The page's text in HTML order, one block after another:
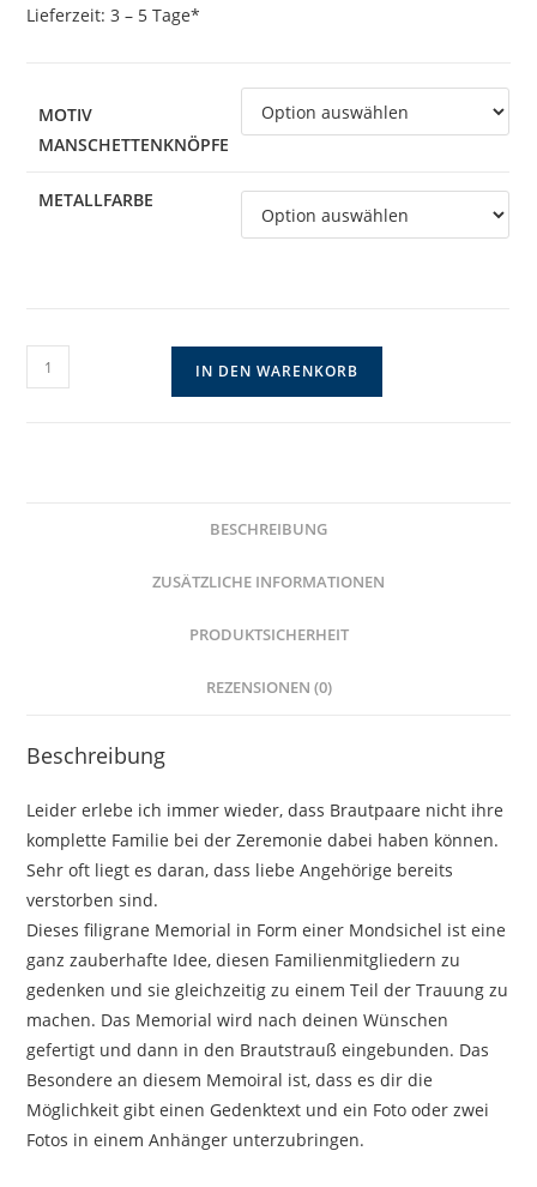
Lieferzeit:3 – 5 Tage*
MOTIV
MANSCHETTENKNÖPFE
METALLFARBE
Doppelseitges
Memorial
IN DEN WARENKORB
BESCHREIBUNG
ZUSÄTZLICHE INFORMATIONEN
PRODUKTSICHERHEIT
REZENSIONEN (0)
Beschreibung
Leider erlebe ich immer wieder, dass Brautpaare nicht ihre
komplette Familie bei der Zeremonie dabei haben können.
Sehr oft liegt es daran, dass liebe Angehörige bereits
verstorben sind. ⁣
Dieses filigrane Memorial in Form einer Mondsichel ist eine
ganz zauberhafte Idee, diesen Familienmitgliedern zu
gedenken und sie gleichzeitig zu einem Teil der Trauung zu
machen.⁣ Das Memorial wird nach deinen Wünschen
gefertigt und dann in den Brautstrauß eingebunden. Das
Besondere an diesem Memoiral ist, dass es dir die
Möglichkeit gibt einen Gedenktext und ein Foto oder zwei
Fotos in einem Anhänger unterzubringen.